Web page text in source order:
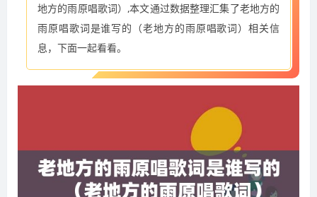
地方的雨原唱歌词）,本文通过数据整理汇集了老地方的
雨原唱歌词是谁写的（老地方的雨原唱歌词）相关信
息，下面一起看看。